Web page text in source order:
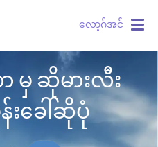
လော့ဂ်အင်
မှ ဆိုမားလီး
းခေါ်ဆိုပုံ